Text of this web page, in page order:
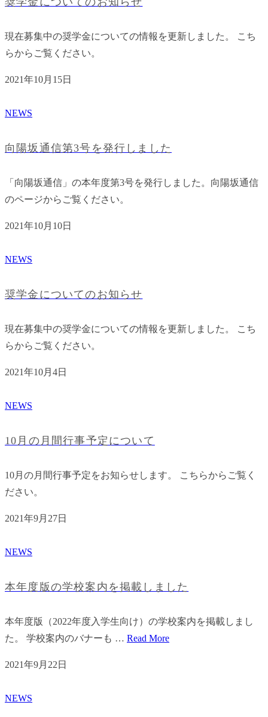
現在募集中の奨学金についての情報を更新しました。 こち
らからご覧ください。
2021年10月15日
NEWS
向陽坂通信第3号を発行しました
「向陽坂通信」の本年度第3号を発行しました。向陽坂通信
のページからご覧ください。
2021年10月10日
NEWS
奨学金についてのお知らせ
現在募集中の奨学金についての情報を更新しました。 こち
らからご覧ください。
2021年10月4日
NEWS
10月の月間行事予定について
10月の月間行事予定をお知らせします。 こちらからご覧く
ださい。
2021年9月27日
NEWS
本年度版の学校案内を掲載しました
本年度版（2022年度入学生向け）の学校案内を掲載しまし
た。 学校案内のバナーも … Read More
2021年9月22日
NEWS